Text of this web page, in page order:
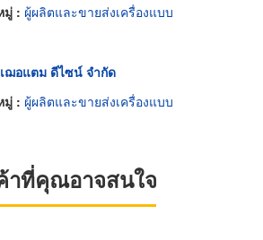
มู่ : ผู้ผลิตและขายส่งเครื่องแบบ
ฌอแตม ดีไซน์ จำกัด
มู่ : ผู้ผลิตและขายส่งเครื่องแบบ
าที่คุณอาจสนใจ